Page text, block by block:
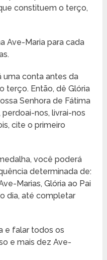
constituem o terço,
Ave-Maria para cada
uma conta antes da
terço. Então, dê Glória
Senhora de Fátima
perdoai-nos, livrai-nos
cite o primeiro
você poderá
determinada de:
Marias, Glória ao Pai
dia, até completar
e falar todos os
e mais dez Ave-